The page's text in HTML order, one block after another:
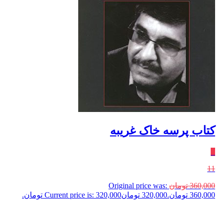
کتاب پرسه خاک غریبه
11
360,000 تومان Original price was:
360,000 تومان.
320,000 تومانCurrent price is: 320,000 تومان.